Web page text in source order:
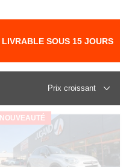
LIVRABLE SOUS 15 JOURS
NOUVEAUTÉ